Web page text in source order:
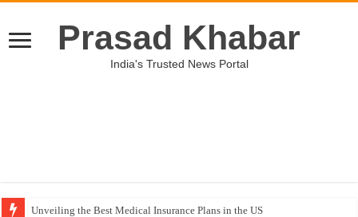
Prasad Khabar
India's Trusted News Portal
Unveiling the Best Medical Insurance Plans in the US